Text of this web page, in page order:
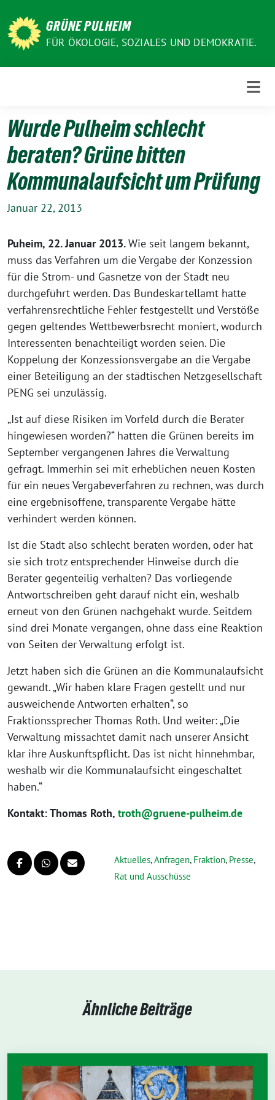
zum
Inhalt
GRÜNE PULHEIM
FÜR ÖKOLOGIE, SOZIALES UND DEMOKRATIE.
Wurde Pulheim schlecht
beraten? Grüne bitten
Kommunalaufsicht um Prüfung
Januar 22, 2013
Puheim, 22. Januar 2013.Wie seit langem bekannt,
muss das Verfahren um die Vergabe der Konzession
für die Strom- und Gasnetze von der Stadt neu
durchgeführt werden. Das Bundeskartellamt hatte
verfahrensrechtliche Fehler festgestellt und Verstöße
gegen geltendes Wettbewerbsrecht moniert, wodurch
Interessenten benachteiligt worden seien. Die
Koppelung der Konzessionsvergabe an die Vergabe
einer Beteiligung an der städtischen Netzgesellschaft
PENG sei unzulässig.
„Ist auf diese Risiken im Vorfeld durch die Berater
hingewiesen worden?“ hatten die Grünen bereits im
September vergangenen Jahres die Verwaltung
gefragt. Immerhin sei mit erheblichen neuen Kosten
für ein neues Vergabeverfahren zu rechnen, was durch
eine ergebnisoffene, transparente Vergabe hätte
verhindert werden können.
Ist die Stadt also schlecht beraten worden, oder hat
sie sich trotz entsprechender Hinweise durch die
Berater gegenteilig verhalten? Das vorliegende
Antwortschreiben geht darauf nicht ein, weshalb
erneut von den Grünen nachgehakt wurde. Seitdem
sind drei Monate vergangen, ohne dass eine Reaktion
von Seiten der Verwaltung erfolgt ist.
Jetzt haben sich die Grünen an die Kommunalaufsicht
gewandt. „Wir haben klare Fragen gestellt und nur
ausweichende Antworten erhalten“, so
Fraktionssprecher Thomas Roth. Und weiter: „Die
Verwaltung missachtet damit nach unserer Ansicht
klar ihre Auskunftspflicht. Das ist nicht hinnehmbar,
weshalb wir die Kommunalaufsicht eingeschaltet
haben.“
Kontakt: Thomas Roth, troth@gruene-pulheim.de
Aktuelles,Anfragen, Fraktion, Presse,
Rat und Ausschüsse
Ähnliche Beiträge